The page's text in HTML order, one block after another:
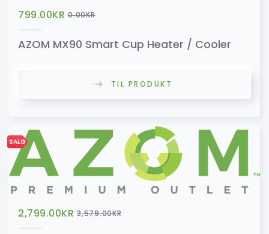
799.00KR 0.00KR
AZOM MX90 Smart Cup Heater / Cooler
TIL PRODUKT
SALG
2,799.00KR 3,579.00KR